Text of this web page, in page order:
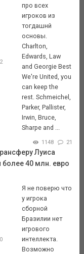
про всех
игроков из
тогдашнй
основы.
Charlton,
Edwards, Law
and Georgie Best
We're United, you
can keep the
rest. Schmeichel,
Parker, Pallister,
Irwin, Bruce,
Sharpe and ...
1148 21
Луиса
более 40 млн. евро
Я не поверю что
у игрока
сборной
Бразилии нет
игрового
интеллекта.
Возможно